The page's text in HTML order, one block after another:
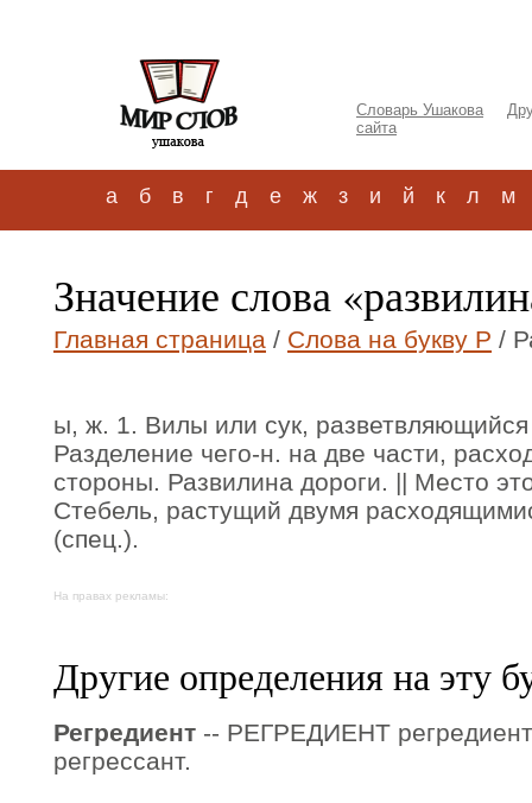
Словарь Ушакова
сайта
а б в г д е ж з и й к л м
Значение слова
Главная страница / Слова на букву Р /
ы, ж. 1. Вилы или сук, разветвляющийся
Разделение чего-н. на две части,
стороны. Развилина дороги. || Место
Стебель, растущий двумя
(спец.).
На правах рекламы:
Другие определения на эту
Регредиент -- РЕГРЕДИЕНТ
регрессант.